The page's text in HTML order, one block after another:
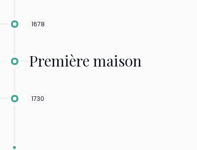
1678
Première maison
1730